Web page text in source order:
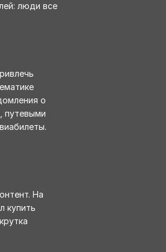
люди все
о
путевыми
На
купить